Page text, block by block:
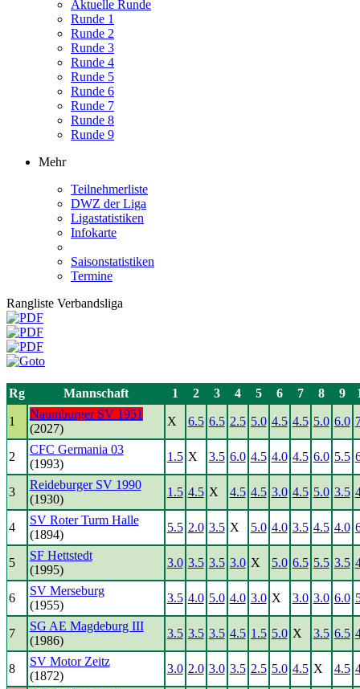
Aktuelle Runde
Runde 1
Runde 2
Runde 3
Runde 4
Runde 5
Runde 6
Runde 7
Runde 8
Runde 9
Mehr
Teilnehmerliste
DWZ der Liga
Ligastatistiken
Infokarte
Saisonstatistiken
Termine
Rangliste Verbandsliga
Rg Mannschaft 1 2 3 4 5 6 7 8 9
1
Naumburger SV 1951
(2027)
X 6.5 6.5 2.5 5.0 4.5 4.5 5.0 6.0
2
CFC Germania 03
(1993)
1.5 X 3.5 6.0 4.5 4.0 4.5 6.0 5.5
3
Reideburger SV 1990
(1930)
1.5 4.5 X 4.5 4.5 3.0 4.5 5.0 3.5
4
SV Roter Turm Halle
(1894)
5.5 2.0 3.5 X 5.0 4.0 3.5 4.5 4.0
5
SF Hettstedt
(1995)
3.0 3.5 3.5 3.0 X 5.0 6.5 5.5 3.5
6
SV Merseburg
(1955)
3.5 4.0 5.0 4.0 3.0 X 3.0 3.0 6.0
7
SG AE Magdeburg III
(1986)
3.5 3.5 3.5 4.5 1.5 5.0 X 3.5 6.5
8
SV Motor Zeitz
(1872)
3.0 2.0 3.0 3.5 2.5 5.0 4.5 X 4.5